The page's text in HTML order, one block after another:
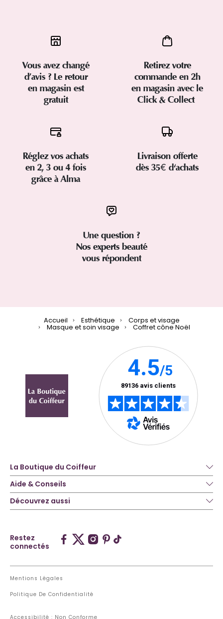
Vous avez changé
d’avis ? Le retour
en magasin est
gratuit
Retirez votre
commande en 2h
en magasin avec le
Click & Collect
Réglez vos achats
en 2, 3 ou 4 fois
grâce à Alma
Livraison offerte
dès 35€ d'achats
Une question ?
Nos experts beauté
vous répondent
Accueil Esthétique Corps et visage
Masque et soin visage Coffret cône Noël
La Boutique du Coiffeur
Aide & Conseils
Découvrez aussi
Restez
connectés
Mentions Légales
Politique De Confidentialité
Accessibilité : Non Conforme